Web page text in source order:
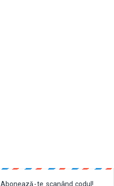
Abonează-te scanând codul!